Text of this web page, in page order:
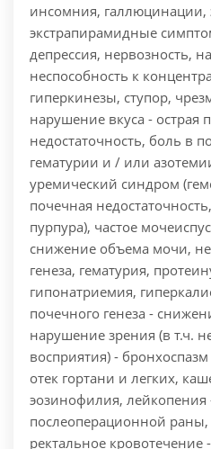
инсомния, галлюцинации,
экстрапирамидные
депрессия, нервозность,
неспособность к
гиперкинезы, ступор,
нарушение вкуса - острая
недостаточность, боль в
гематурии и / или
уремический синдром
почечная
пурпура), частое
снижение объема мочи,
генеза, гематурия,
гипонатриемия,
почечного генеза -
нарушение зрения (в т.ч.
восприятия) -
отек гортани и легких,
эозинофилия, лейкопения
послеоперационной
ректальное